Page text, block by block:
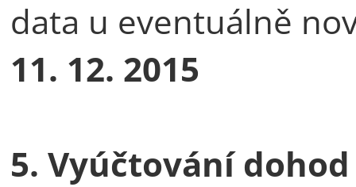
data u eventuálně
11. 12. 2015
5. Vyúčtování dohod